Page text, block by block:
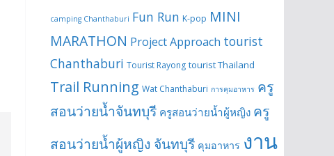
camping Chanthaburi Fun Run K-pop MINI
MARATHON Project Approach tourist
Chanthaburi Tourist Rayong tourist Thailand
Trail Running Wat Chanthaburi การคุมอาหาร ครู
สอนว่ายน้ำจันทบุรี ครูสอนว่ายน้ำผู้หญิง ครู
สอนว่ายน้ำผู้หญิง จันทบุรี คุมอาหาร งาน